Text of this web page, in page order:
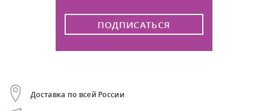
ПОДПИСАТЬСЯ
Доставка по всей России